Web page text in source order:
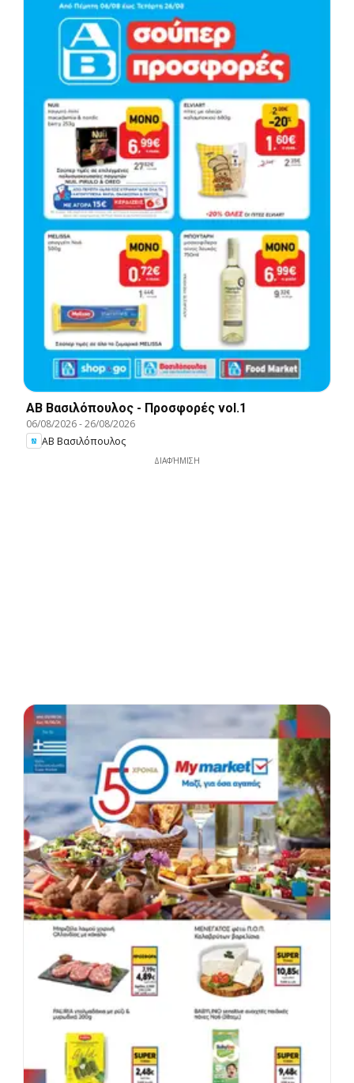
ΑΒ Βασιλόπουλος - Προσφορές vol.1
06/08/2026-26/08/2026
ΑΒ Βασιλόπουλος
ΔΙΑΦΉΜΙΣΗ